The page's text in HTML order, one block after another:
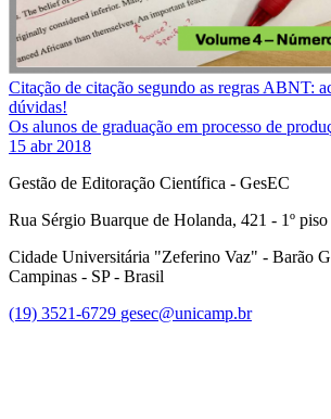
Citação de citação segundo as regras ABNT:
dúvidas!
Os alunos de graduação em processo de
15 abr 2018
Gestão de Editoração Científica - GesEC
Rua Sérgio Buarque de Holanda, 421 - 1º piso
Cidade Universitária "Zeferino Vaz" - Barão
Campinas - SP - Brasil
(19) 3521-6729 gesec@unicamp.br